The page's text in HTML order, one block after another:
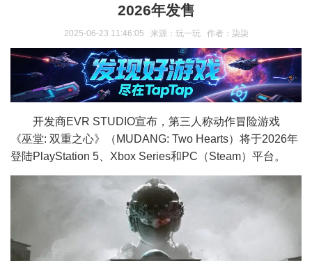
2026年发售
2025-06-23 11:46:05 来源：玩一玩 作者：柒柒
开发商EVR STUDIO宣布，第三人称动作冒险游戏
《巫堂: 双重之心》（MUDANG: Two Hearts）将于2026年
登陆PlayStation 5、Xbox Series和PC（Steam）平台。